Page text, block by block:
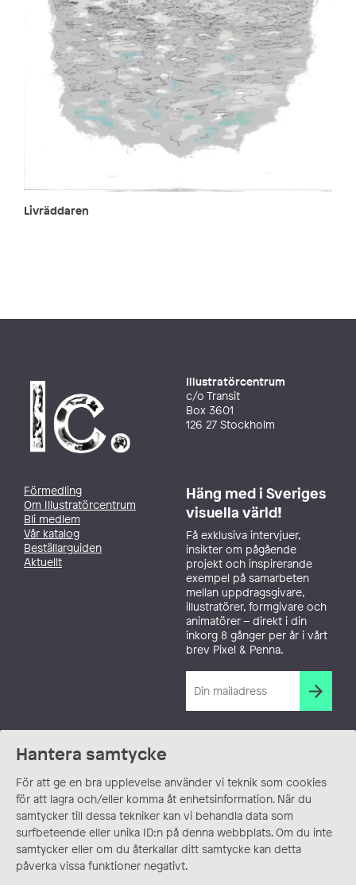
Hantera samtycke
För att ge en bra upplevelse använder vi teknik som cookies
för att lagra och/eller komma åt enhetsinformation. När du
samtycker till dessa tekniker kan vi behandla data som
surfbeteende eller unika ID:n på denna webbplats. Om du inte
samtycker eller om du återkallar ditt samtycke kan detta
påverka vissa funktioner negativt.
Livräddaren
Illustratörcentrum
c/o Transit
Box 3601
126 27 Stockholm
Förmedling
Om Illustratörcentrum
Bli medlem
Vår katalog
Beställarguiden
Aktuellt
Häng med i Sveriges
visuella värld!
Få exklusiva intervjuer,
insikter om pågående
projekt och inspirerande
exempel på samarbeten
mellan uppdragsgivare,
illustratörer, formgivare och
animatörer – direkt i din
inkorg 8 gånger per år i vårt
brev Pixel & Penna.